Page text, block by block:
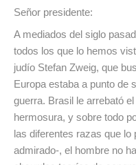
Señor presidente:
A mediados del siglo
todos los que lo hemos
judío Stefan Zweig, que
Europa estaba a punto de
guerra. Brasil le arrebató
hermosura, y sobre todo
las diferentes razas que lo
admirado-, el hombre no